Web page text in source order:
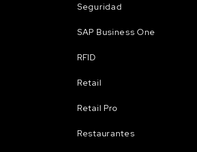
Seguridad
SAP Business One
RFID
Retail
Retail Pro
Restaurantes